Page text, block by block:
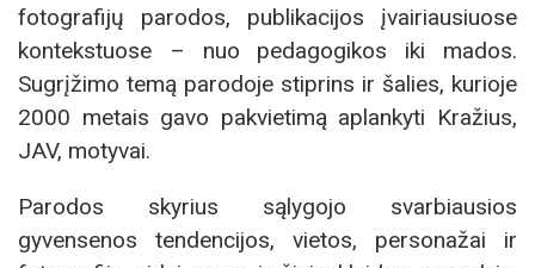
fotografijų parodos, publikacijos įvairiausiuose
kontekstuose – nuo pedagogikos iki mados.
Sugrįžimo temą parodoje stiprins ir šalies, kurioje
2000 metais gavo pakvietimą aplankyti Kražius,
JAV, motyvai.
Parodos skyrius sąlygojo svarbiausios
gyvensenos tendencijos, vietos, personažai ir